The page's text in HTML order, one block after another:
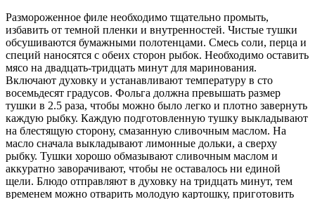
Размороженное филе необходимо тщательно промыть,
избавить от темной пленки и внутренностей. Чистые тушки
обсушиваются бумажными полотенцами. Смесь соли, перца и
специй наносятся с обеих сторон рыбок. Необходимо оставить
мясо на двадцать-тридцать минут для маринования.
Включают духовку и устанавливают температуру в сто
восемьдесят градусов. Фольга должна превышать размер
тушки в 2.5 раза, чтобы можно было легко и плотно завернуть
каждую рыбку. Каждую подготовленную тушку выкладывают
на блестящую сторону, смазанную сливочным маслом. На
масло сначала выкладывают лимонные дольки, а сверху
рыбку. Тушки хорошо обмазывают сливочным маслом и
аккуратно заворачивают, чтобы не оставалось ни единой
щели. Блюдо отправляют в духовку на тридцать минут, тем
временем можно отварить молодую картошку, приготовить